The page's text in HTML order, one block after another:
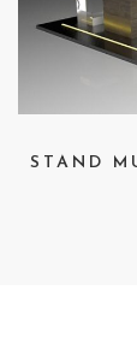
STAND